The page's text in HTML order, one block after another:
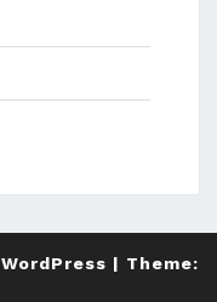
WordPress | Theme: